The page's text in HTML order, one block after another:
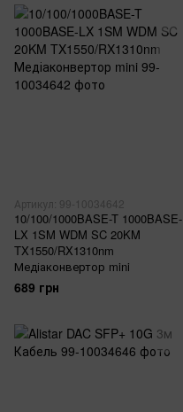
Артикул: 99-10034642
10/100/1000BASE-T 1000BASE-
LX 1SM WDM SC 20KM
TX1550/RX1310nm
Медіаконвертор mini
689 грн